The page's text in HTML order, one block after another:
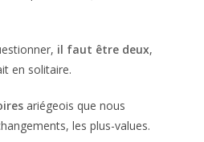
il faut être deux,
en solitaire.
ariégeois que nous
les plus-values.